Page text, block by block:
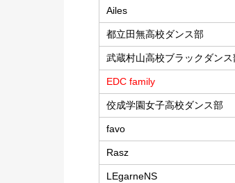
Ailes
都立田無高校ダンス部
武蔵村山高校ブラックダンス
EDC family
佼成学園女子高校ダンス部
favo
Rasz
LEgarneNS